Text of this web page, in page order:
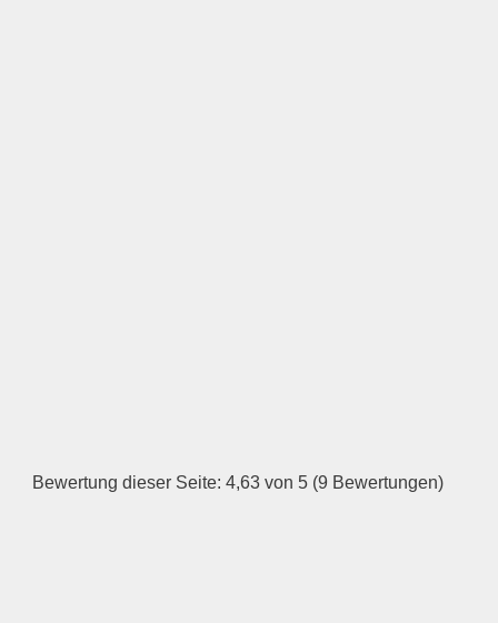
Dienstag
Bewertung dieser Seite: 4,63 von 5 (9 Bewertungen)